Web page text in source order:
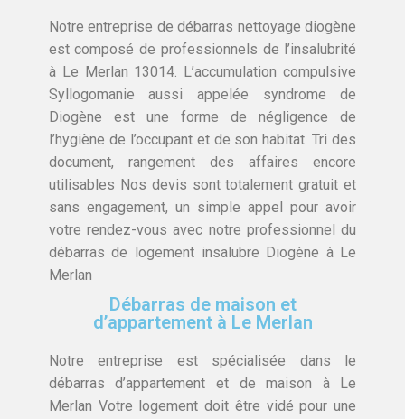
Notre entreprise de débarras nettoyage diogène
est composé de professionnels de l’insalubrité
à Le Merlan 13014. L’accumulation compulsive
Syllogomanie aussi appelée syndrome de
Diogène est une forme de négligence de
l’hygiène de l’occupant et de son habitat. Tri des
document, rangement des affaires encore
utilisables Nos devis sont totalement gratuit et
sans engagement, un simple appel pour avoir
votre rendez-vous avec notre professionnel du
débarras de logement insalubre Diogène à Le
Merlan
Débarras de maison et
d’appartement à Le Merlan
Notre entreprise est spécialisée dans le
débarras d’appartement et de maison à Le
Merlan Votre logement doit être vidé pour une